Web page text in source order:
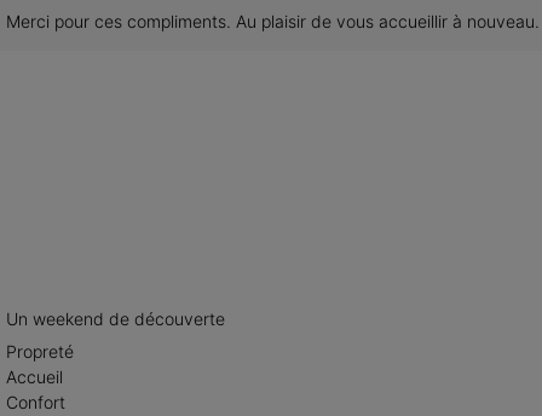
Merci pour ces compliments. Au plaisir de vous accueillir à nouveau.
Un weekend de découverte
Propreté
Accueil
Confort